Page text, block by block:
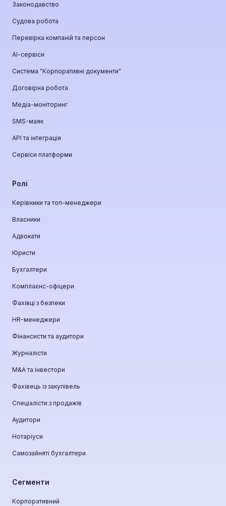
Законодавство
Судова робота
Перевірка компаній та персон
АІ-сервіси
Система "Корпоративні документи"
Договірна робота
Медіа-моніторинг
SMS-маяк
API та інтеграція
Сервіси платформи
Ролі
Керівники та топ-менеджери
Власники
Адвокати
Юристи
Бухгалтери
Комплаєнс-офіцери
Фахівці з безпеки
HR-менеджери
Фінансисти та аудитори
Журналісти
М&A та інвестори
Фахівець із закупівель
Спеціалісти з продажів
Аудитори
Нотаріуси
Самозайняті бухгалтери
Сегменти
Корпоративний